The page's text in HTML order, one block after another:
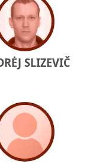
SLIZEVIČ